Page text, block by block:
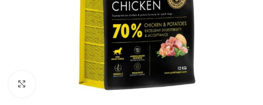
Нажмите, чтобы увеличить